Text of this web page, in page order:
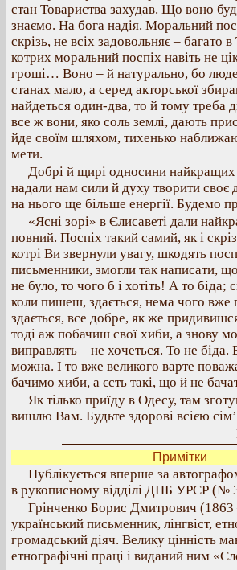
стан Товариства захудав. Що воно
знаємо. На бога надія. Моральний
скрізь, не всіх задовольняє – багато
котрих моральний поспіх навіть не
гроші… Воно – й натурально, бо
станах мало, а серед акторської
найдеться один-два, то й тому
все ж вони, яко соль землі, дають
йде своїм шляхом, тихенько
мети.
Добрі й щирі односини найкращих
надали нам сили й духу творити своє
на нього ще більше енергії. Будемо
«Ясні зорі» в Єлисаветі дали
повний. Поспіх такий самий, як і
котрі Ви звернули увагу, шкодять
письменники, змогли так написати,
не було, то чого б і хотіть! А то біда;
коли пишеш, здається, нема чого вже
здається, все добре, як же
тоді аж побачиш свої хиби, а знову
виправлять – не хочеться. То не біда.
можна. І то вже великого варте
бачимо хиби, а єсть такі, що й не
Як тілько приїду в Одесу, там
вишлю Вам. Будьте здорові всією
Примітки
Публікується вперше за
в рукописному відділі ДПБ УРСР (№
Грінченко Борис Дмитрович
український письменник, лінгвіст,
громадський діяч. Велику цінність
етнографічні праці і виданий ним